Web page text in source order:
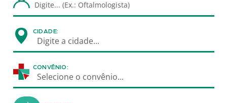
CIDADE:
Digite a cidade...
CONVÊNIO:
Selecione o convênio...